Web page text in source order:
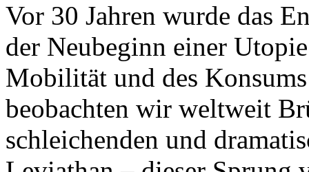
Vor 30 Jahren wurde das
der Neubeginn einer
Mobilität und des
beobachten wir weltweit
schleichenden und